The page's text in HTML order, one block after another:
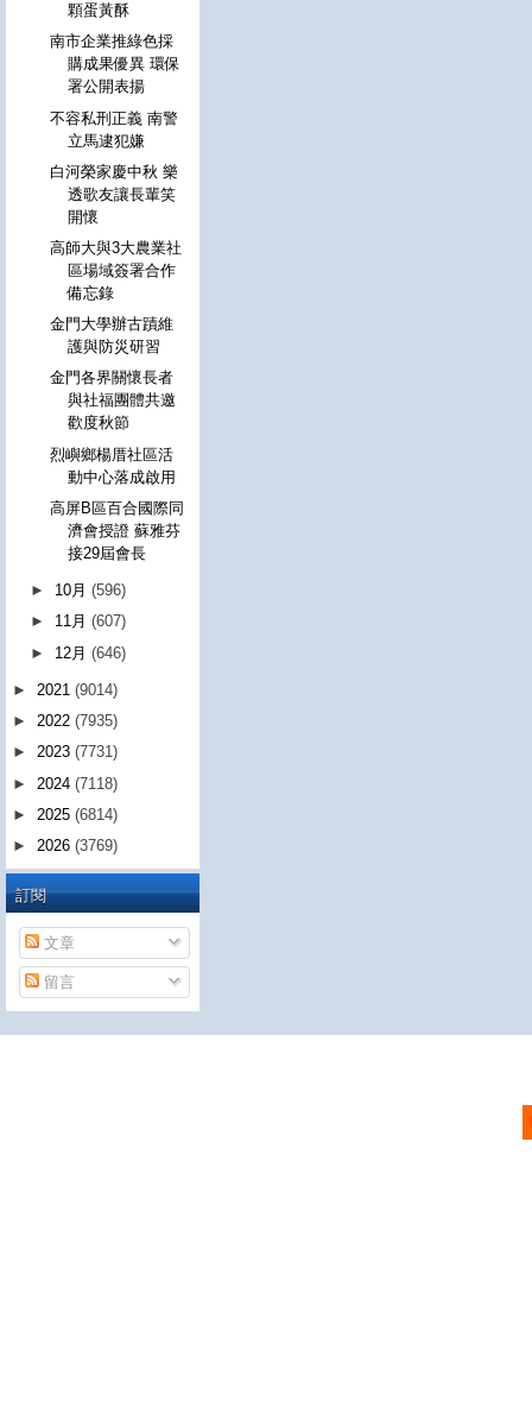
顆蛋黃酥
南市企業推綠色採
購成果優異 環保
署公開表揚
不容私刑正義 南警
立馬逮犯嫌
白河榮家慶中秋 樂
透歌友讓長輩笑
開懷
高師大與3大農業社
區場域簽署合作
備忘錄
金門大學辦古蹟維
護與防災研習
金門各界關懷長者
與社福團體共邀
歡度秋節
烈嶼鄉楊厝社區活
動中心落成啟用
高屏B區百合國際同
濟會授證 蘇雅芬
接29屆會長
► 10月(596)
► 11月(607)
► 12月(646)
► 2021 (9014)
► 2022 (7935)
► 2023 (7731)
► 2024 (7118)
► 2025 (6814)
► 2026 (3769)
訂閱
文章
留言